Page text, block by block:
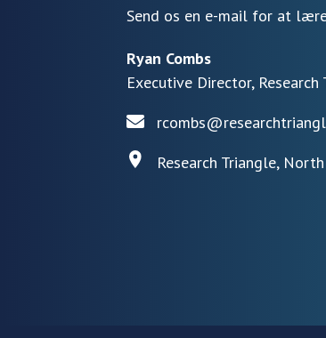
Send os en e-mail for at
Ryan Combs
Executive Director,
Research Triangle,